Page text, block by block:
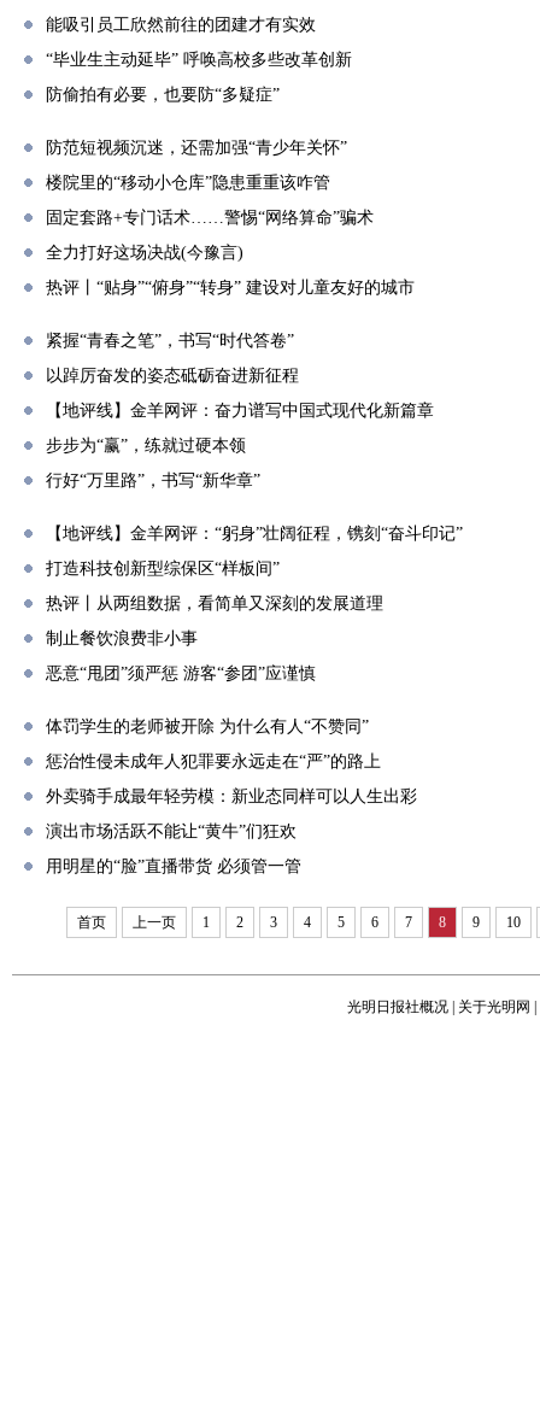
能吸引员工欣然前往的团建才有实效
“毕业生主动延毕” 呼唤高校多些改革创新
防偷拍有必要，也要防“多疑症”
防范短视频沉迷，还需加强“青少年关怀”
楼院里的“移动小仓库”隐患重重该咋管
固定套路+专门话术……警惕“网络算命”骗术
全力打好这场决战(今豫言)
热评丨“贴身”“俯身”“转身” 建设对儿童友好的城市
紧握“青春之笔”，书写“时代答卷”
以踔厉奋发的姿态砥砺奋进新征程
【地评线】金羊网评：奋力谱写中国式现代化新篇章
步步为“赢”，练就过硬本领
行好“万里路”，书写“新华章”
【地评线】金羊网评：“躬身”壮阔征程，镌刻“奋斗印记”
打造科技创新型综保区“样板间”
热评丨从两组数据，看简单又深刻的发展道理
制止餐饮浪费非小事
恶意“甩团”须严惩 游客“参团”应谨慎
体罚学生的老师被开除 为什么有人“不赞同”
惩治性侵未成年人犯罪要永远走在“严”的路上
外卖骑手成最年轻劳模：新业态同样可以人生出彩
演出市场活跃不能让“黄牛”们狂欢
用明星的“脸”直播带货 必须管一管
首页 上一页 1 2 3 4 5 6 7 8 9 10
光明日报社概况 关于光明网